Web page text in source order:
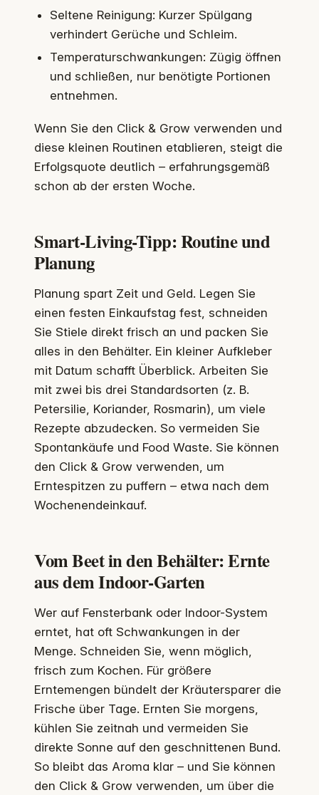
Seltene Reinigung: Kurzer Spülgang
verhindert Gerüche und Schleim.
Temperaturschwankungen: Zügig öffnen
und schließen, nur benötigte Portionen
entnehmen.
Wenn Sie den Click & Grow verwenden und
diese kleinen Routinen etablieren, steigt die
Erfolgsquote deutlich – erfahrungsgemäß
schon ab der ersten Woche.
Smart-Living-Tipp: Routine und
Planung
Planung spart Zeit und Geld. Legen Sie
einen festen Einkaufstag fest, schneiden
Sie Stiele direkt frisch an und packen Sie
alles in den Behälter. Ein kleiner Aufkleber
mit Datum schafft Überblick. Arbeiten Sie
mit zwei bis drei Standardsorten (z. B.
Petersilie, Koriander, Rosmarin), um viele
Rezepte abzudecken. So vermeiden Sie
Spontankäufe und Food Waste. Sie können
den Click & Grow verwenden, um
Erntespitzen zu puffern – etwa nach dem
Wochenendeinkauf.
Vom Beet in den Behälter: Ernte
aus dem Indoor-Garten
Wer auf Fensterbank oder Indoor-System
erntet, hat oft Schwankungen in der
Menge. Schneiden Sie, wenn möglich,
frisch zum Kochen. Für größere
Erntemengen bündelt der Kräutersparer die
Frische über Tage. Ernten Sie morgens,
kühlen Sie zeitnah und vermeiden Sie
direkte Sonne auf den geschnittenen Bund.
So bleibt das Aroma klar – und Sie können
den Click & Grow verwenden, um über die